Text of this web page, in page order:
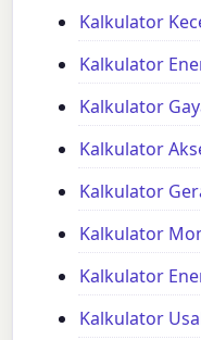
Kalkulator
Kalkulator
Kalkulator
Kalkulator
Kalkulator
Kalkulator
Kalkulator
Kalkulator